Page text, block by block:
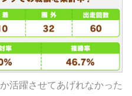
活躍させてあげれなかった